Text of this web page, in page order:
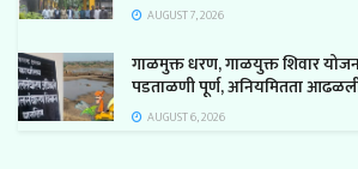
AUGUST 7, 2026
गाळमुक्त धरण, गाळयुक्त शिवार
पडताळणी पूर्ण, अनियमितता
AUGUST 6, 2026